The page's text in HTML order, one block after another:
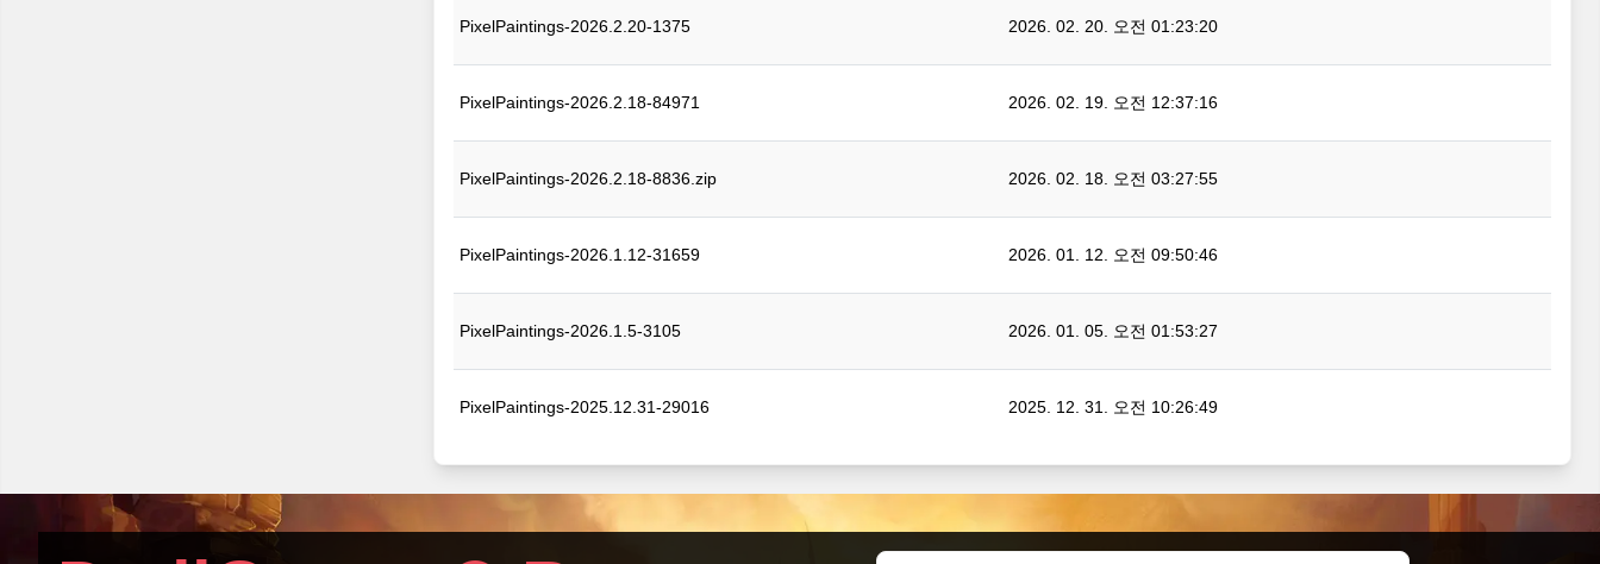
PixelPaintings-2026.2.20-1375 2026. 02. 20. 오전 01:23:20
PixelPaintings-2026.2.18-84971 2026. 02. 19. 오전 12:37:16
PixelPaintings-2026.2.18-8836.zip 2026. 02. 18. 오전 03:27:55
PixelPaintings-2026.1.12-31659 2026. 01. 12. 오전 09:50:46
PixelPaintings-2026.1.5-3105 2026. 01. 05. 오전 01:53:27
PixelPaintings-2025.12.31-29016 2025. 12. 31. 오전 10:26:49